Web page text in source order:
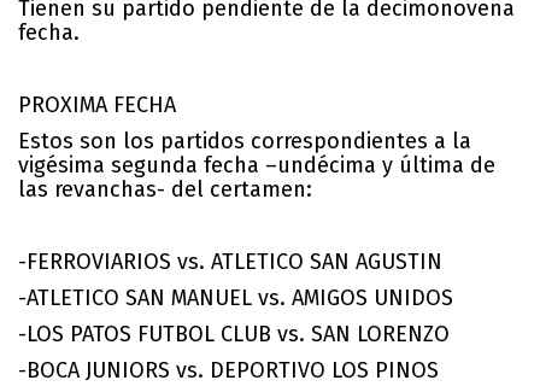
Tienen su partido pendiente de la decimonovena
fecha.
PROXIMA FECHA
Estos son los partidos correspondientes a la
vigésima segunda fecha –undécima y última de
las revanchas- del certamen:
-FERROVIARIOS vs. ATLETICO SAN AGUSTIN
-ATLETICO SAN MANUEL vs. AMIGOS UNIDOS
-LOS PATOS FUTBOL CLUB vs. SAN LORENZO
-BOCA JUNIORS vs. DEPORTIVO LOS PINOS